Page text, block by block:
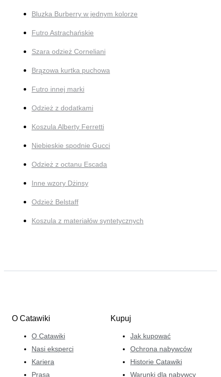
Bluzka Burberry w jednym kolorze
Futro Astrachańskie
Szara odzież Corneliani
Brązowa kurtka puchowa
Futro innej marki
Odzież z dodatkami
Koszula Alberty Ferretti
Niebieskie spodnie Gucci
Odzież z octanu Escada
Inne wzory Dżinsy
Odzież Belstaff
Koszula z materiałów syntetycznych
O Catawiki
O Catawiki
Nasi eksperci
Kariera
Prasa
Kupuj
Jak kupować
Ochrona nabywców
Historie Catawiki
Warunki dla nabywcy